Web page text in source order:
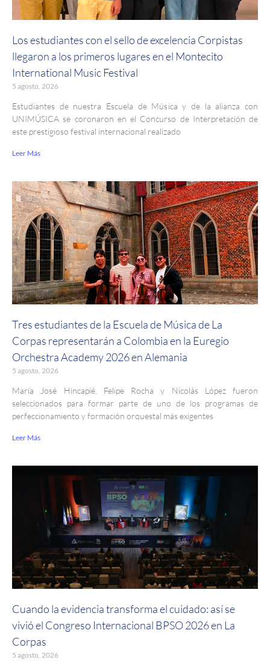
Los estudiantes con el sello de excelencia Corpistas
llegaron a los primeros lugares en el Montecito
International Music Festival
5 agosto, 2026
Estudiantes de nuestra Escuela de Música y de la alianza con
UNIMÚSICA se coronaron en el Concurso de Interpretación de
este prestigioso festival internacional realizado
Leer Más
Tres estudiantes de la Escuela de Música de La
Corpas representarán a Colombia en la Euregio
Orchestra Academy 2026 en Alemania
5 agosto, 2026
María José Hincapié, Felipe Rocha y Nicolás López fueron
seleccionados para formar parte de uno de los programas de
perfeccionamiento y formación orquestal más exigentes
Leer Más
Cuando la evidencia transforma el cuidado: así se
vivió el Congreso Internacional BPSO 2026 en La
Corpas
5 agosto, 2026